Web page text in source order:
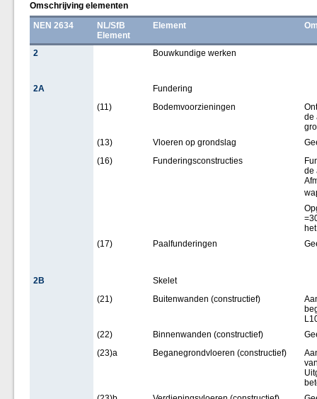
Omschrijving elementen
NEN 2634
NL/SfB
Element
Element
2 Bouwkundige werken
2A
Fundering
(11)
Bodemvoorzieningen
de
(13)
Vloeren op grondslag
(16)
Funderingsconstructies
de
(17)
Paalfunderingen
2B
Skelet
(21)
Buitenwanden (constructief)
(22)
Binnenwanden (constructief)
(23)a
Beganegrondvloeren (constructief)